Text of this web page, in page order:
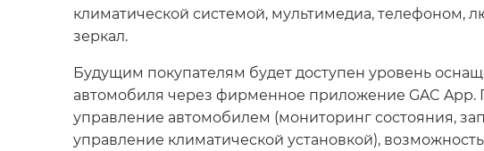
климатической системой, мультимедиа, телефоном,
зеркал.
Будущим покупателям будет доступен уровень
автомобиля через фирменное приложение GAC
управление автомобилем (мониторинг состояния,
управление климатической установкой),